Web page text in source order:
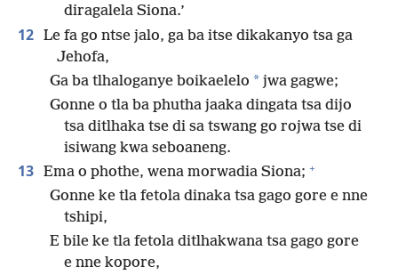
diragalela Siona.’
12 Le fa go ntse jalo, ga ba itse dikakanyo tsa ga
Jehofa,
Ga ba tlhaloganye boikaelelo * jwa gagwe;
Gonne o tla ba phutha jaaka dingata tsa dijo
tsa ditlhaka tse di sa tswang go rojwa tse di
isiwang kwa seboaneng.
13 Ema o phothe, wena morwadia Siona; +
Gonne ke tla fetola dinaka tsa gago gore e nne
tshipi,
E bile ke tla fetola ditlhakwana tsa gago gore
e nne kopore,